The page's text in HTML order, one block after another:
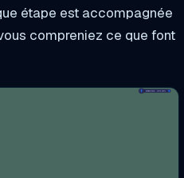
étape est accompagnée
compreniez ce que font